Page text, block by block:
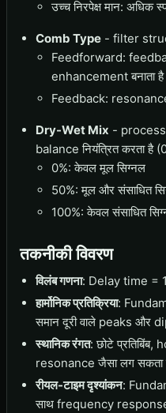
उच्च निरपेक्ष मान: अधिक
Comb Type - filter
Feedforward:
enhancement बनाता है
Feedback:
Dry-Wet Mix -
balance नियंत्रित करता है
0%: केवल मूल सिग्नल
50%: मूल और संसाधित
100%: केवल संसाधित
तकनीकी विवरण
विलंब गणना: Delay time =
हार्मोनिक प्रतिक्रिया:
समान दूरी वाले peaks और
स्थानिक रंगत: छोटे
resonance जैसा लग सकता
रीयल-टाइम दृश्यांकन:
साथ frequency response